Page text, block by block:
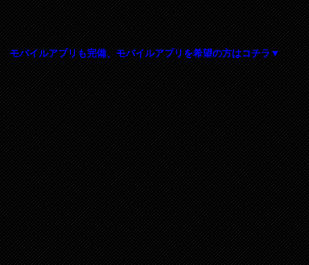
モバイルアプリも完備、モバイルアプリを希望の方はコチラ▼